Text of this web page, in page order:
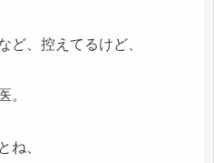
ど、控えてるけど、
。
ね、